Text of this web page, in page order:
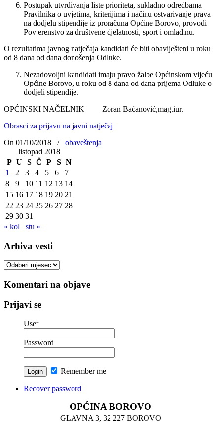
Postupak utvrđivanja liste prioriteta, sukladno odredbama
Pravilnika o uvjetima, kriterijima i načinu ostvarivanje prava
na dodjelu stipendije iz proračuna Općine Borovo, provodi
Povjerenstvo za društvene djelatnosti, sport i omladinu.
O rezultatima javnog natječaja kandidati će biti obaviješteni u roku
od 8 dana od dana donošenja Odluke.
Nezadovoljni kandidati imaju pravo žalbe Općinskom vijeću
Općine Borovo, u roku od 8 dana od dana prijema Odluke o
dodjeli stipendije.
OPĆINSKI NAČELNIK Zoran Baćanović,mag.iur.
Obrasci za prijavu na javni natječaj
On 01/10/2018
/
obaveštenja
listopad 2018
P U S Č P S N
1
2 3 4 5 6
7
8
9 10 11 12 13 14
15 16 17 18 19 20 21
22 23 24 25 26 27 28
29 30 31
« kol
stu »
Arhiva vesti
Arhiva
Komentari na objave
Prijavi se
User
Password
Remember me
Recover password
OPĆINA BOROVO
GLAVNA 3, 32 227 BOROVO